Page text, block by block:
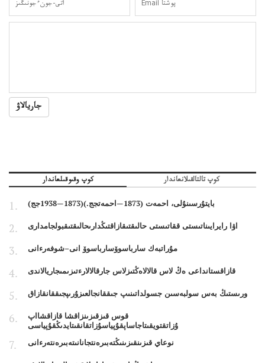
جاريالاۋ
كوپ وقىوقىلعاندار كوپ تالتالقىلانعاندار
بايتۇرسىنۇلى، احمەت (1873—احمەتجج.)(1873—1938جج)
اۋا رايرايىناتىستى ققاتىستى حالىقتىقازاقتىڭدارىحالىقتىقبولجامدارى
مۇراتبەك سارباسوۆسارباسوۆ انى–شوفەرءانى
قازاقستانداعى ەڭ لاس قالالاەڭتىزلاس جارقالالارءتىزىمىجاريالاندى
ورىستىڭ بەس سولبەسىن جسولداتىنىپ جىققانجالعىزۇرىپجىققانقازاق
قوس قىزقىزىنزاقشا قازاقشااپ
ۇزاتقتويقىتاجاساپقۇپياسۇزاتقانقىتايدىڭقۇپياسى
نوعاي قىزىنقىزىنىڭتەبىرەنتجانانىتەبىرەنتەرءانى